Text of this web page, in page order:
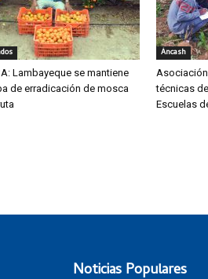
Lambayeque se mantiene
de erradicación de mosca
Áncash
técnicas
Escuelas
Noticias Populares